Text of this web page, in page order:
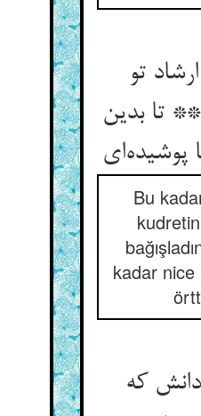
تو
تا بدین
Bu
kadar nice
که